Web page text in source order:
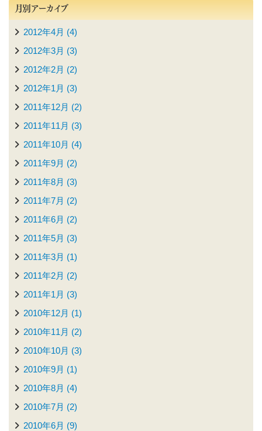
月別アーカイブ
2012年4月 (4)
2012年3月 (3)
2012年2月 (2)
2012年1月 (3)
2011年12月 (2)
2011年11月 (3)
2011年10月 (4)
2011年9月 (2)
2011年8月 (3)
2011年7月 (2)
2011年6月 (2)
2011年5月 (3)
2011年3月 (1)
2011年2月 (2)
2011年1月 (3)
2010年12月 (1)
2010年11月 (2)
2010年10月 (3)
2010年9月 (1)
2010年8月 (4)
2010年7月 (2)
2010年6月 (9)